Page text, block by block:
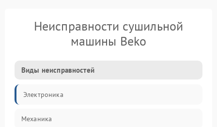
Неисправности сушильной
машины Beko
Виды неисправностей
Электроника
Механика